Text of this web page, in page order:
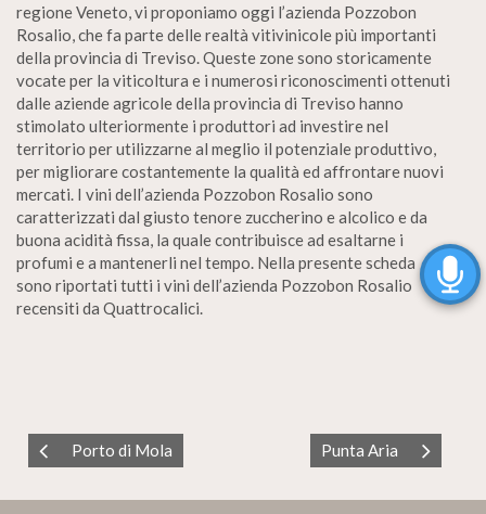
regione Veneto, vi proponiamo oggi l’azienda Pozzobon
Rosalio, che fa parte delle realtà vitivinicole più importanti
della provincia di Treviso. Queste zone sono storicamente
vocate per la viticoltura e i numerosi riconoscimenti ottenuti
dalle aziende agricole della provincia di Treviso hanno
stimolato ulteriormente i produttori ad investire nel
territorio per utilizzarne al meglio il potenziale produttivo,
per migliorare costantemente la qualità ed affrontare nuovi
mercati. I vini dell’azienda Pozzobon Rosalio sono
caratterizzati dal giusto tenore zuccherino e alcolico e da
buona acidità fissa, la quale contribuisce ad esaltarne i
profumi e a mantenerli nel tempo. Nella presente scheda
sono riportati tutti i vini dell’azienda Pozzobon Rosalio
recensiti da Quattrocalici.
Porto di Mola Punta Aria